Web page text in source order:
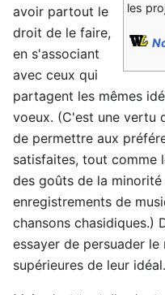
les
avoir partout le
droit de le faire,
en s'associant
avec ceux qui
partagent les mêmes
voeux. (C'est une vertu
de permettre aux
satisfaites, tout comme
des goûts de la
enregistrements de
chansons chasidiques.)
essayer de persuader
supérieures de leur idéal.